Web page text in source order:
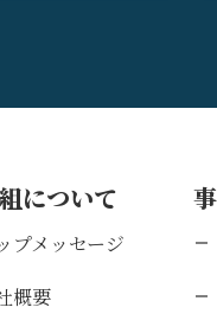
について
プメッセージ
概要